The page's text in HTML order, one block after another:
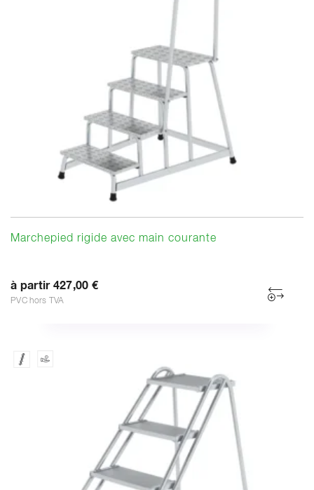
Marchepied rigide avec main courante
à partir 427,00 €
PVC hors TVA